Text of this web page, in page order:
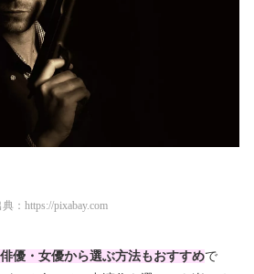
： https://pixabay.com
優・女優から選ぶ方法もおすすめで